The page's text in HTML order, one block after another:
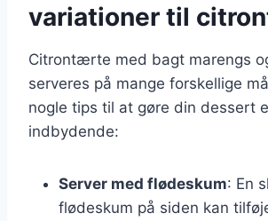
variationer til
Citrontærte med bagt marengs
serveres på mange forskellige
nogle tips til at gøre din dessert
indbydende:
Server med flødeskum: En
flødeskum på siden kan